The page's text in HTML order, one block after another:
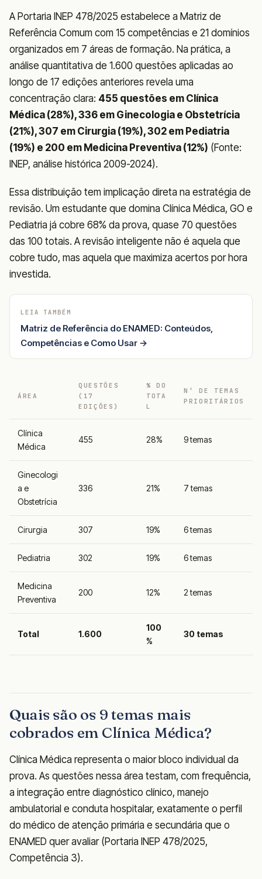
A Portaria INEP 478/2025 estabelece a Matriz de
Referência Comum com 15 competências e 21 domínios
organizados em 7 áreas de formação. Na prática, a
análise quantitativa de 1.600 questões aplicadas ao
longo de 17 edições anteriores revela uma
concentração clara: 455 questões em Clínica
Médica (28%), 336 em Ginecologia e Obstetrícia
(21%), 307 em Cirurgia (19%), 302 em Pediatria
(19%) e 200 em Medicina Preventiva (12%) (Fonte:
INEP, análise histórica 2009-2024).
Essa distribuição tem implicação direta na estratégia de
revisão. Um estudante que domina Clínica Médica, GO e
Pediatria já cobre 68% da prova, quase 70 questões
das 100 totais. A revisão inteligente não é aquela que
cobre tudo, mas aquela que maximiza acertos por hora
investida.
LEIA TAMBÉM
Matriz de Referência do ENAMED: Conteúdos,
Competências e Como Usar →
ÁREA
QUESTÕES
(17
EDIÇÕES)
% DO
TOTA
L
Nº DE TEMAS
PRIORITÁRIOS
Clínica
Médica
455 28% 9 temas
Ginecologi
a e
Obstetrícia
336 21% 7 temas
Cirurgia 307 19% 6 temas
Pediatria 302 19% 6 temas
Medicina
Preventiva
200 12% 2 temas
Total 1.600
100
%
30 temas
Quais são os 9 temas mais
cobrados em Clínica Médica?
Clínica Médica representa o maior bloco individual da
prova. As questões nessa área testam, com frequência,
a integração entre diagnóstico clínico, manejo
ambulatorial e conduta hospitalar, exatamente o perfil
do médico de atenção primária e secundária que o
ENAMED quer avaliar (Portaria INEP 478/2025,
Competência 3).